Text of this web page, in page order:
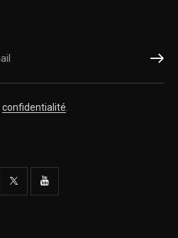
S'ABONNER
confidentialité